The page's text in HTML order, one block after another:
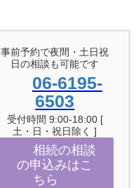
事前予約で夜間・土日祝
日の相談も可能です
06-6195-
6503
受付時間 9:00-18:00 [
土・日・祝日除く ]
相続の相談
の申込みはこ
ちら